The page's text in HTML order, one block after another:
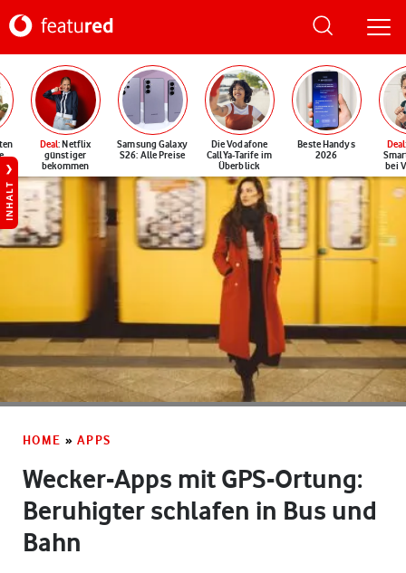
Deal: Netflix
günstiger
bekommen
Samsung Galaxy
S26: Alle Preise
Die Vodafone
CallYa-Tarife im
Überblick
Beste Handys
2026
Deal
bei
INHALT
HOME » APPS
Wecker-Apps mit GPS-Ortung:
Beruhigter schlafen in Bus und
Bahn